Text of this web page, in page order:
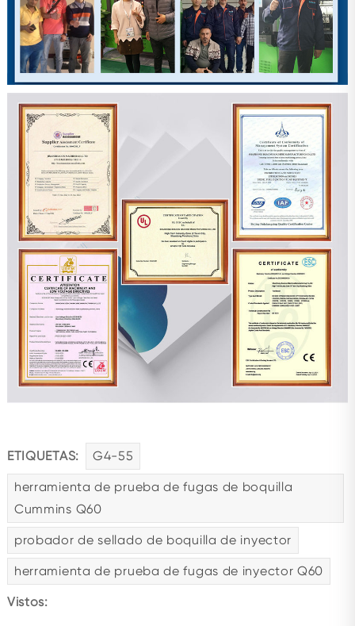
ETIQUETAS: G4-55
herramienta de prueba de fugas de boquilla
Cummins Q60
probador de sellado de boquilla de inyector
herramienta de prueba de fugas de inyector Q60
Vistos: